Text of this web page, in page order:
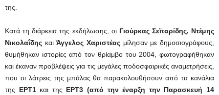
της.
Κατά τη διάρκεια της εκδήλωσης, οι Γιούρκας Σεϊταρίδης, Ντέμης
Νικολαΐδης καιΆγγελος Χαριστέας μίλησαν με δημοσιογράφους,
θυμήθηκαν ιστορίες από τον θρίαμβο του 2004, φωτογραφήθηκαν
και έκαναν προβλέψεις για τις μεγάλες ποδοσφαιρικές αναμετρήσεις,
που οι λάτρεις της μπάλας θα παρακολουθήσουν από τα κανάλια
της ΕΡΤ1και της ΕΡΤ3 (από την έναρξη την Παρασκευή 14